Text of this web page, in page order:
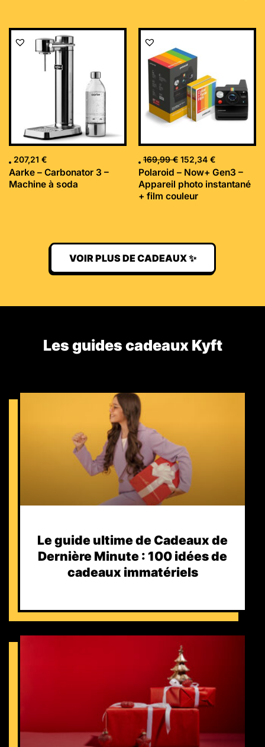
207,21 €
Aarke – Carbonator 3 –
Machine à soda
169,99€
Le
initial
était :
169,99 €.
152,34 €
Le
Polaroid – Now+ Gen3 –
Appareil photo instantané
+ film couleur
VOIR PLUS DE CADEAUX ✨
Les guides cadeaux Kyft​
Le guide ultime de Cadeaux de
Dernière Minute : 100 idées de
cadeaux immatériels